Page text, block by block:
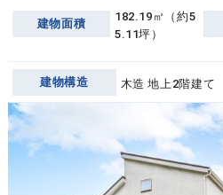
建物面積
182.19㎡（約5
5.11坪）
建物構造 木造 地上2階建て